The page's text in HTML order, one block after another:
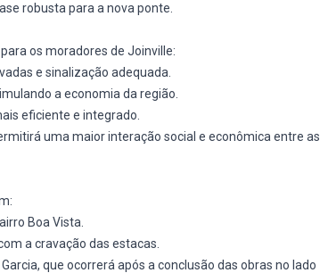
robusta para a nova ponte.
os moradores de Joinville:
e sinalização adequada.
a economia da região.
eficiente e integrado.
uma maior interação social e econômica entre as
Boa Vista.
a cravação das estacas.
que ocorrerá após a conclusão das obras no lado